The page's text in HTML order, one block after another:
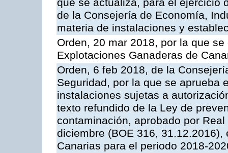
que se actualiza, para el ejercicio
de la Consejería de Economía,
materia de instalaciones y
Orden, 20 mar 2018, por la que
Explotaciones Ganaderas de
Orden, 6 feb 2018, de la
Seguridad, por la que se aprueba
instalaciones sujetas a
texto refundido de la Ley de
contaminación, aprobado por
diciembre (BOE 316,
Canarias para el periodo 2018-